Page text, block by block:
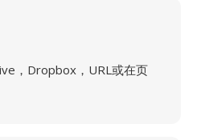
，Dropbox，URL或在页